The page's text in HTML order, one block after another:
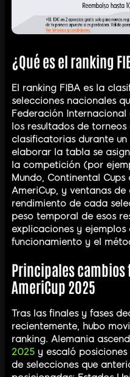
¿Qué es el ranking
El ranking FIBA es la
selecciones nacionales
Federación
los resultados de
clasificatorias durante
elaborar la tabla se
la competición (por
Mundo, Continental Cups
AmeriCup, y ventanas
rendimiento de cada
peso temporal de esos
explicaciones y ejemplos
funcionamiento y el
Principales cambios
AmeriCup 2025
Tras las finales y fases
recientemente, hubo
ranking. Alemania
2025 y escaló
de selecciones que